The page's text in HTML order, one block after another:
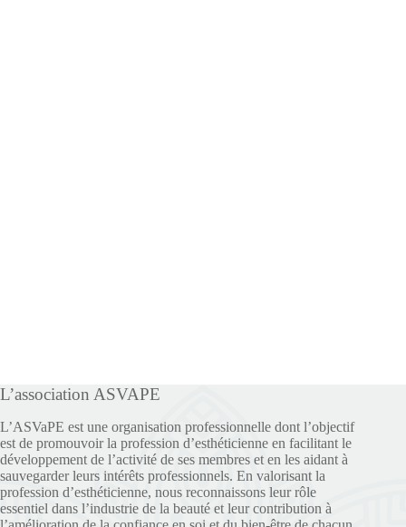
L’association ASVAPE
L’ASVaPE est une organisation professionnelle dont l’objectif
est de promouvoir la profession d’esthéticienne en facilitant le
développement de l’activité de ses membres et en les aidant à
sauvegarder leurs intérêts professionnels. En valorisant la
profession d’esthéticienne, nous reconnaissons leur rôle
essentiel dans l’industrie de la beauté et leur contribution à